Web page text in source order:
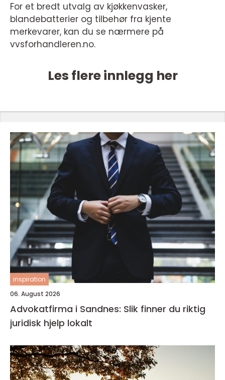
For et bredt utvalg av kjøkkenvasker,
blandebatterier og tilbehør fra kjente
merkevarer, kan du se nærmere på
vvsforhandleren.no.
Les flere innlegg her
inspiration
06. August 2026
Advokatfirma i Sandnes: Slik finner du riktig
juridisk hjelp lokalt